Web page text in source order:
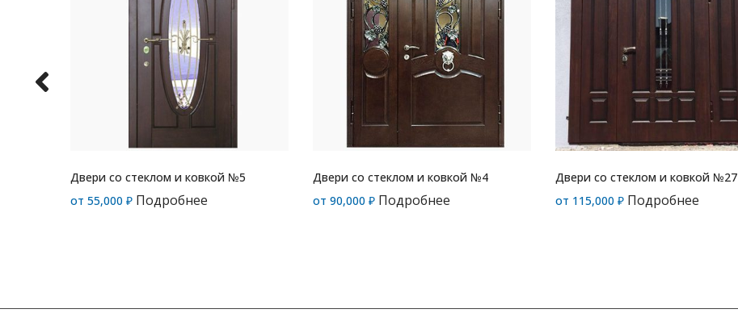
Двери со стеклом и ковкой №5
от 55,000 ₽ Подробнее
Двери со стеклом и ковкой №4
от 90,000 ₽ Подробнее
Двери со стеклом и ковкой №27
от 115,000 ₽ Подробнее